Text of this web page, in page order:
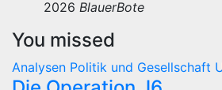
2026 BlauerBote
You missed
Analysen Politik und Gesellschaft